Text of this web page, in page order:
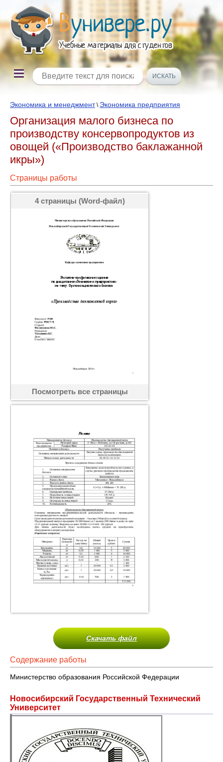
Экономика и менеджмент\ Экономика предприятия
Организация малого бизнеса по
производству консервопродуктов из
овощей («Производство баклажанной
икры»)
Страницы работы
4 страницы (Word-файл)
Посмотреть все страницы
Скачать файл
Содержание работы
Министерство образования Российской Федерации
Новосибирский Государственный Технический
Университет